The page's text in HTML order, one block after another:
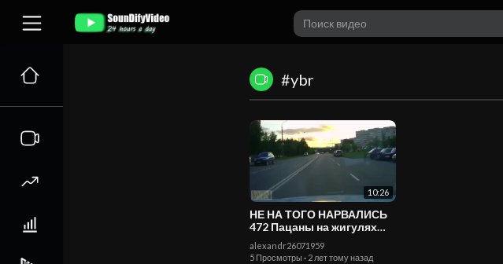
#ybr
10:26
НЕ НА ТОГО НАРВАЛИСЬ
472 Пацаны на жигулях
погоня ДПС
alexandr26071959
5 Просмотры · 2 лет тому назад